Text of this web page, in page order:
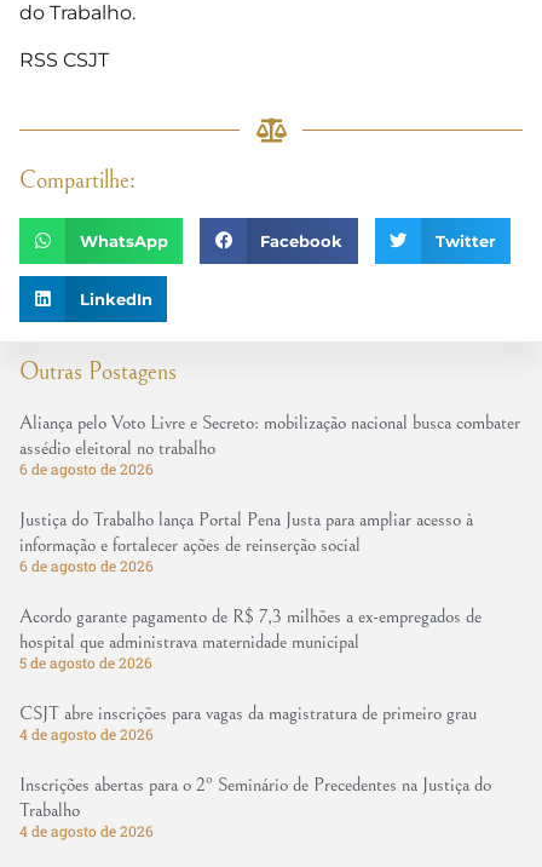
Outras Postagens
Aliança pelo Voto Livre e Secreto: mobilização nacional busca combater
assédio eleitoral no trabalho
6 de agosto de 2026
Justiça do Trabalho lança Portal Pena Justa para ampliar acesso à
informação e fortalecer ações de reinserção social
6 de agosto de 2026
Acordo garante pagamento de R$ 7,3 milhões a ex-empregados de
hospital que administrava maternidade municipal
5 de agosto de 2026
CSJT abre inscrições para vagas da magistratura de primeiro grau
4 de agosto de 2026
Inscrições abertas para o 2º Seminário de Precedentes na Justiça do
Trabalho
4 de agosto de 2026
do Trabalho.
RSS CSJT
Compartilhe:
WhatsApp Facebook Twitter
LinkedIn